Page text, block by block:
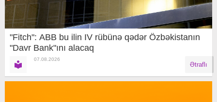
"Fitch": ABB bu ilin IV rübünə qədər Özbəkistanın
"Davr Bank"ını alacaq
07.08.2026
Ətraflı